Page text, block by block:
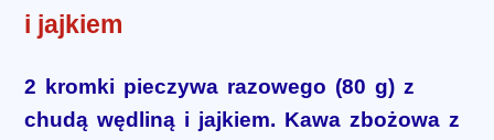
i jajkiem
2 kromki pieczywa razowego (80 g) z
chudą wędliną i jajkiem. Kawa zbożowa z